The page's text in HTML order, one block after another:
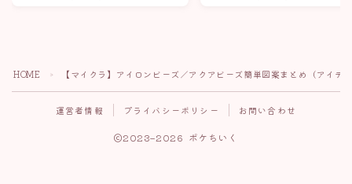
HOME ＞ 【マイクラ】アイロンビーズ／アクアビーズ簡単図案まとめ（アイテ
運営者情報 プライバシーポリシー お問い合わせ
2023–2026 ポケちいく